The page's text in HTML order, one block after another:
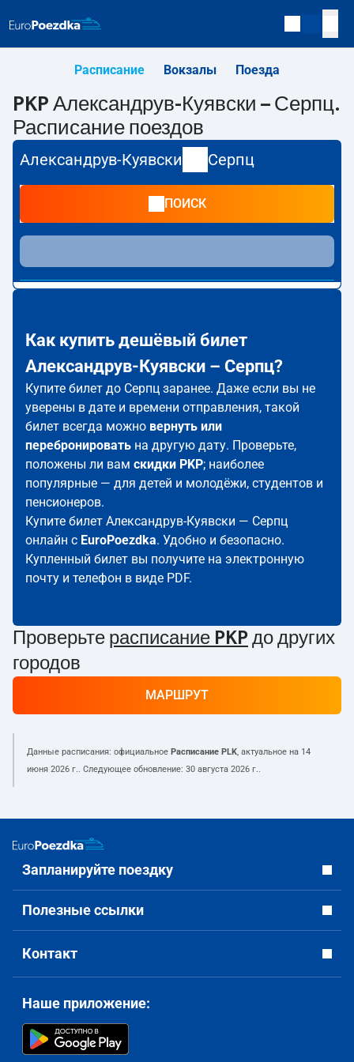
Расписание Вокзалы Поезда
PKP Александрув-Куявски – Серпц.
Расписание поездов
Александрув-Куявски Серпц
ПОИСК
Как купить дешёвый билет
Александрув-Куявски – Серпц?
Купите билет до Серпц заранее. Даже если вы не
уверены в дате и времени отправления, такой
билет всегда можно вернуть или
перебронировать на другую дату. Проверьте,
положены ли вам скидки PKP; наиболее
популярные — для детей и молодёжи, студентов и
пенсионеров.
Купите билет Александрув-Куявски — Серпц
онлайн с EuroPoezdka. Удобно и безопасно.
Купленный билет вы получите на электронную
почту и телефон в виде PDF.
Проверьте расписание PKP до других
городов
МАРШРУТ
Данные расписания: официальное Расписание PLK, актуальное на 14
июня 2026 г.. Следующее обновление: 30 августа 2026 г..
Запланируйте поездку
Полезные ссылки
Контакт
Наше приложение: